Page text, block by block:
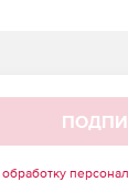
обработку